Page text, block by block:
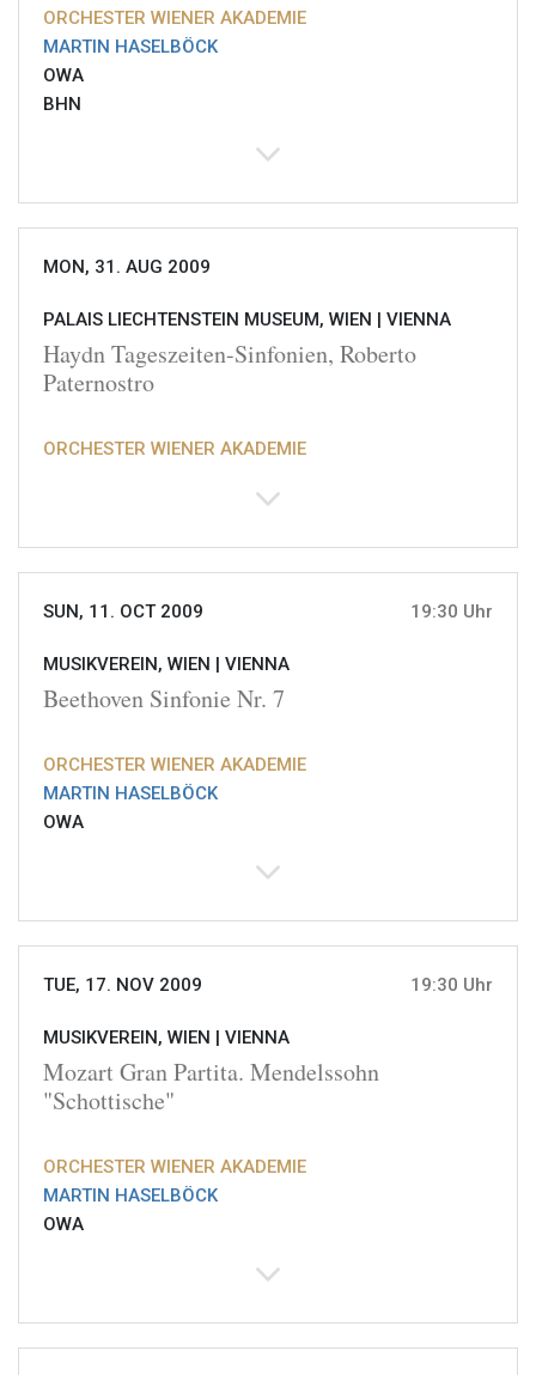
ORCHESTER WIENER AKADEMIE
MARTIN HASELBÖCK
OWA
BHN
MON, 31. AUG 2009
PALAIS LIECHTENSTEIN MUSEUM, WIEN | VIENNA
Haydn Tageszeiten-Sinfonien, Roberto
Paternostro
ORCHESTER WIENER AKADEMIE
SUN, 11. OCT 2009 19:30 Uhr
MUSIKVEREIN, WIEN | VIENNA
Beethoven Sinfonie Nr. 7
ORCHESTER WIENER AKADEMIE
MARTIN HASELBÖCK
OWA
TUE, 17. NOV 2009 19:30 Uhr
MUSIKVEREIN, WIEN | VIENNA
Mozart Gran Partita. Mendelssohn
"Schottische"
ORCHESTER WIENER AKADEMIE
MARTIN HASELBÖCK
OWA